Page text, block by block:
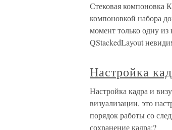
Стековая компоновка
компоновкой набора
момент только одну
QStackedLayout
Настройка
Настройка кадра и
визуализации, это
порядок работы со
сохранение кадра;?